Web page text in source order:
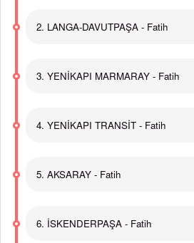
2. LANGA-DAVUTPAŞA - Fatih
3. YENİKAPI MARMARAY - Fatih
4. YENİKAPI TRANSİT - Fatih
5. AKSARAY - Fatih
6. İSKENDERPAŞA - Fatih